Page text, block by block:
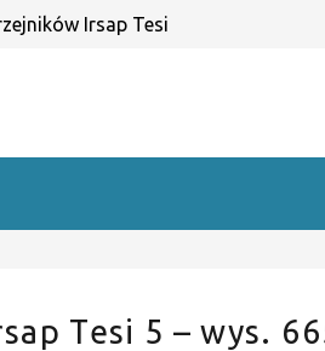
Irsap Tesi
Tesi 5 – wys.